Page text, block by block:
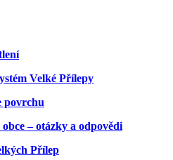
Velké Přílepy
povrchu
– otázky a odpovědi
Přílep